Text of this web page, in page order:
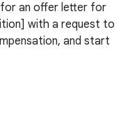
an offer letter for
with a request to
and start